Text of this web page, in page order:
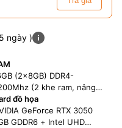
ngày )
(2x8GB) DDR4-
(2 khe ram, nâng
tối đa 64GB RAM)
đồ họa
GeForce RTX 3050
GDDR6 + Intel UHD